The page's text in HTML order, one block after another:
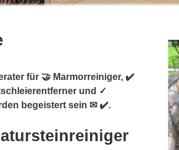
für 🤝 Marmorreiniger, ✔️
und ✓
begeistert sein ✉ ✔️.